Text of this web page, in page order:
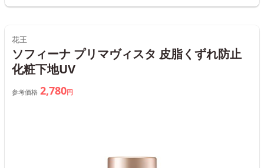
花王
ソフィーナ プリマヴィスタ 皮脂くずれ防止
化粧下地UV
参考価格 2,780円